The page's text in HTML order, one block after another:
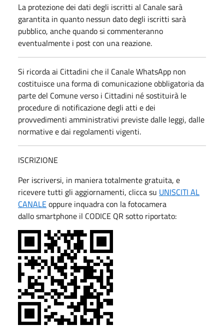
La protezione dei dati degli iscritti al Canale sarà
garantita in quanto nessun dato degli iscritti sarà
pubblico, anche quando si commenteranno
eventualmente i post con una reazione.
Si ricorda ai Cittadini che il Canale WhatsApp non
costituisce una forma di comunicazione obbligatoria da
parte del Comune verso i Cittadini né sostituirà le
procedure di notificazione degli atti e dei
provvedimenti amministrativi previste dalle leggi, dalle
normative e dai regolamenti vigenti.
ISCRIZIONE
Per iscriversi, in maniera totalmente gratuita, e
ricevere tutti gli aggiornamenti, clicca su UNISCITI AL
CANALEoppure inquadra con la fotocamera
dallo smartphone il CODICE QR sotto riportato: